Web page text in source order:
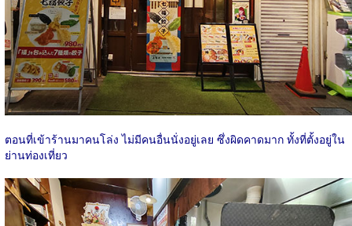
ตอนที่เข้าร้านมาคนโล่ง ไม่มีคนอื่นนั่งอยู่เลย ซึ่งผิดคาดมาก ทั้งที่ตั้งอยู่ใน
ย่านท่องเที่ยว